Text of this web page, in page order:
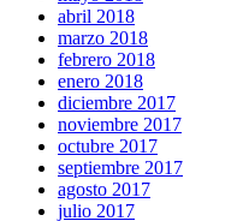
abril 2018
marzo 2018
febrero 2018
enero 2018
diciembre 2017
noviembre 2017
octubre 2017
septiembre 2017
agosto 2017
julio 2017